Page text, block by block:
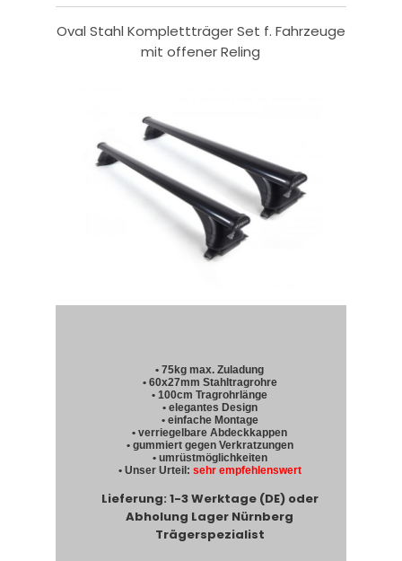
Oval Stahl Komplettträger Set f. Fahrzeuge
mit offener Reling
• 75kg max. Zuladung
• 60x27mm Stahltragrohre
• 100cm Tragrohrlänge
• elegantes Design
• einfache Montage
• verriegelbare Abdeckkappen
• gummiert gegen Verkratzungen
• umrüstmöglichkeiten
• Unser Urteil: sehr empfehlenswert
Lieferung: 1-3 Werktage (DE) oder
Abholung Lager Nürnberg
Trägerspezialist